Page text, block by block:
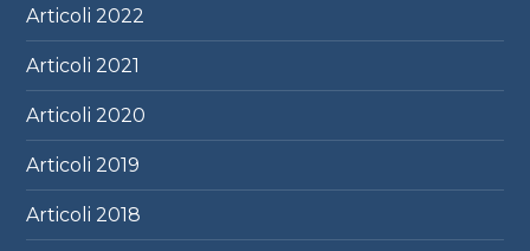
Articoli2022
Articoli2021
Articoli2020
Articoli2019
Articoli2018